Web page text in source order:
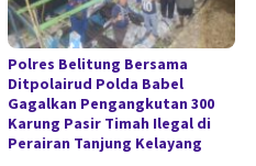
Polres Belitung Bersama
Ditpolairud Polda Babel
Gagalkan Pengangkutan 300
Karung Pasir Timah Ilegal di
Perairan Tanjung Kelayang